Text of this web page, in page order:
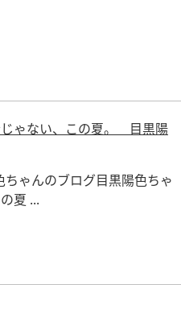
ゃない、この夏。 目黒陽
ゃんのブログ目黒陽色ちゃ
夏 ...